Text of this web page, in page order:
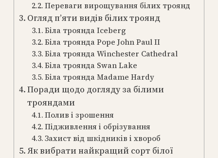
Переваги вирощування білих троянд
Огляд п’яти видів білих троянд
Біла троянда Iceberg
Біла троянда Pope John Paul II
Біла троянда Winchester Cathedral
Біла троянда Swan Lake
Біла троянда Madame Hardy
Поради щодо догляду за білими
трояндами
Полив і зрошення
Підживлення і обрізування
Захист від шкідників і хвороб
Як вибрати найкращий сорт білої